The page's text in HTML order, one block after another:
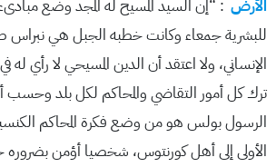
الأرض : “إن السيد المسيح له المجد وضع
للبشرية جمعاء وكانت خطبه الجبل هي
الإنساني، ولا اعتقد أن الدين المسيحي لا رأي
ترك كل أمور التقاضي والمحاكم لكل بلد وحسب
الرسول بولس هو من وضع فكرة المحاكم
الأولى إلى أهل كورنتوس، شخصيا أؤمن بضروره